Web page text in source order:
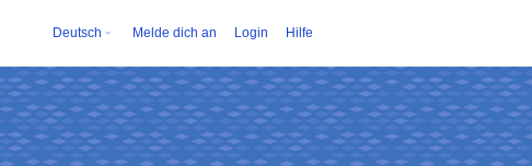
Deutsch Melde dich an Login Hilfe